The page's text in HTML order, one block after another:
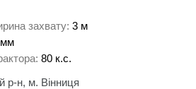
захвату 3 м
80 к.с.
р-н, м. Вінниця